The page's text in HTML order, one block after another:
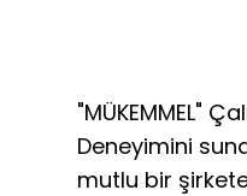
"MÜKEMMEL"
Deneyimini
mutlu bir